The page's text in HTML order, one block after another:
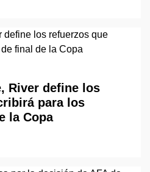
River define los
para los
la Copa